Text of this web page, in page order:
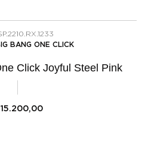
BANG ONE CLICK
Click Joyful Steel Pink
15.200,00